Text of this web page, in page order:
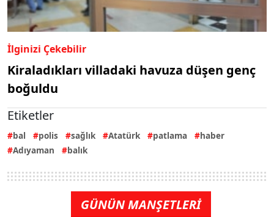
İlginizi Çekebilir
Kiraladıkları villadaki havuza düşen genç
boğuldu
Etiketler
bal polis sağlık Atatürk patlama
haber
Adıyaman
balık
GÜNÜN MANŞETLERİ